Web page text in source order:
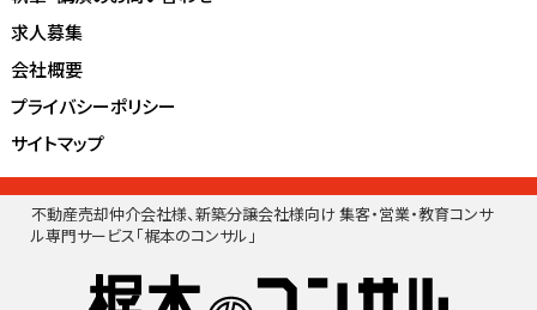
求人募集
会社概要
プライバシーポリシー
サイトマップ
不動産売却仲介会社様、新築分譲会社様向け 集客・営業・教育コンサ
ル専門サービス「梶本のコンサル」